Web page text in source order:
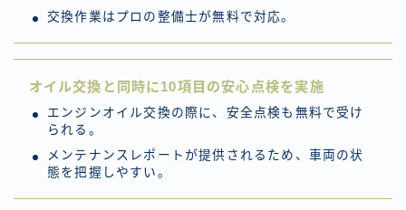
交換作業はプロの整備士が無料で対応。
オイル交換と同時に10項目の安心点検を実施
エンジンオイル交換の際に、安全点検も無料で受け
られる。
メンテナンスレポートが提供されるため、車両の状
態を把握しやすい。